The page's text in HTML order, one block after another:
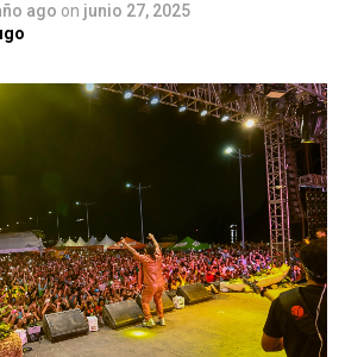
ago on junio 27, 2025